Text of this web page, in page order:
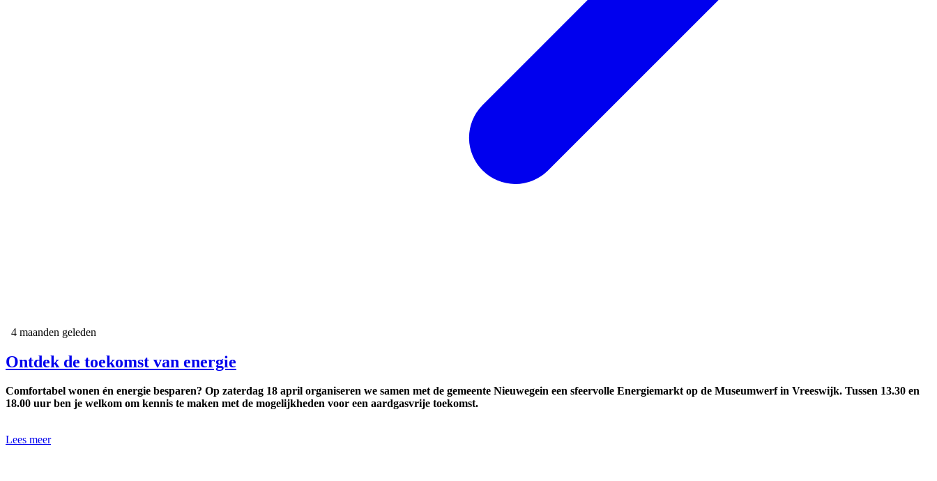
4 maanden geleden
Ontdek de toekomst van energie
Comfortabel wonen én energie besparen? Op zaterdag 18 april organiseren we samen met de gemeente Nieuwegein een sfeervolle Energiemarkt op de Museumwerf in Vreeswijk. Tussen 13.30 en
18.00 uur ben je welkom om kennis te maken met de mogelijkheden voor een aardgasvrije toekomst.
Lees meer